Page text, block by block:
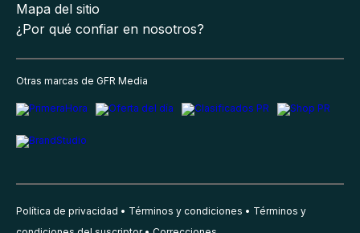
Mapa del sitio
¿Por qué confiar en nosotros?
Otras marcas de GFR Media
Política de privacidad Términos y condiciones
Términos y